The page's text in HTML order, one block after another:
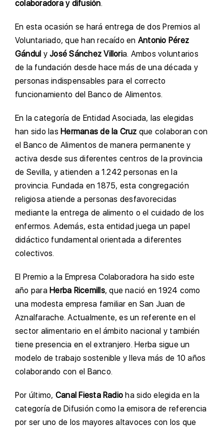
colaboradora y difusión.
En esta ocasión se hará entrega de dos Premios al
Voluntariado, que han recaído en Antonio Pérez
Gándul yJosé Sánchez Villoria. Ambos voluntarios
de la fundación desde hace más de una década y
personas indispensables para el correcto
funcionamiento del Banco de Alimentos.
En la categoría de Entidad Asociada, las elegidas
han sido lasHermanas de la Cruz que colaboran con
el Banco de Alimentos de manera permanente y
activa desde sus diferentes centros de la provincia
de Sevilla, y atienden a 1.242 personas en la
provincia. Fundada en 1875, esta congregación
religiosa atiende a personas desfavorecidas
mediante la entrega de alimento o el cuidado de los
enfermos. Además, esta entidad juega un papel
didáctico fundamental orientada a diferentes
colectivos.
El Premio a la Empresa Colaboradora ha sido este
año paraHerba Ricemills, que nació en 1924 como
una modesta empresa familiar en San Juan de
Aznalfarache. Actualmente, es un referente en el
sector alimentario en el ámbito nacional y también
tiene presencia en el extranjero. Herba sigue un
modelo de trabajo sostenible y lleva más de 10 años
colaborando con el Banco.
Por último, Canal Fiesta Radioha sido elegida en la
categoría de Difusión como la emisora de referencia
por ser uno de los mayores altavoces con los que